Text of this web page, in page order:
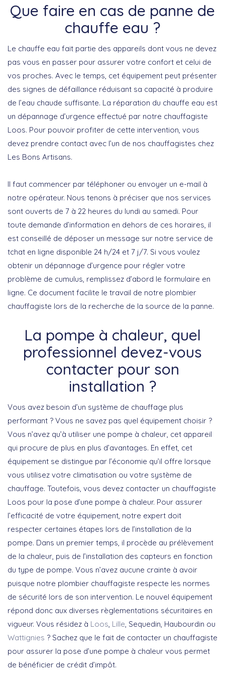
Que faire en cas de panne de
chauffe eau ?
Le chauffe eau fait partie des appareils dont vous ne devez
pas vous en passer pour assurer votre confort et celui de
vos proches. Avec le temps, cet équipement peut présenter
des signes de défaillance réduisant sa capacité à produire
de l’eau chaude suffisante. La réparation du chauffe eau est
un dépannage d’urgence effectué par notre chauffagiste
Loos. Pour pouvoir profiter de cette intervention, vous
devez prendre contact avec l’un de nos chauffagistes chez
Les Bons Artisans.
Il faut commencer par téléphoner ou envoyer un e-mail à
notre opérateur. Nous tenons à préciser que nos services
sont ouverts de 7 à 22 heures du lundi au samedi. Pour
toute demande d’information en dehors de ces horaires, il
est conseillé de déposer un message sur notre service de
tchat en ligne disponible 24 h/24 et 7 j/7. Si vous voulez
obtenir un dépannage d’urgence pour régler votre
problème de cumulus, remplissez d’abord le formulaire en
ligne. Ce document facilite le travail de notre plombier
chauffagiste lors de la recherche de la source de la panne.
La pompe à chaleur, quel
professionnel devez-vous
contacter pour son
installation ?
Vous avez besoin d’un système de chauffage plus
performant ? Vous ne savez pas quel équipement choisir ?
Vous n’avez qu’à utiliser une pompe à chaleur, cet appareil
qui procure de plus en plus d’avantages. En effet, cet
équipement se distingue par l’économie qu’il offre lorsque
vous utilisez votre climatisation ou votre système de
chauffage. Toutefois, vous devez contacter un chauffagiste
Loos pour la pose d’une pompe à chaleur. Pour assurer
l’efficacité de votre équipement, notre expert doit
respecter certaines étapes lors de l’installation de la
pompe. Dans un premier temps, il procède au prélèvement
de la chaleur, puis de l’installation des capteurs en fonction
du type de pompe. Vous n’avez aucune crainte à avoir
puisque notre plombier chauffagiste respecte les normes
de sécurité lors de son intervention. Le nouvel équipement
répond donc aux diverses règlementations sécuritaires en
vigueur. Vous résidez à Loos Lille , Sequedin, Haubourdin ou
Wattignies ? Sachez que le fait de contacter un chauffagiste
pour assurer la pose d’une pompe à chaleur vous permet
de bénéficier de crédit d’impôt.